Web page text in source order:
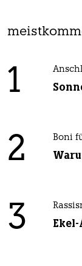
1
2 Boni
3